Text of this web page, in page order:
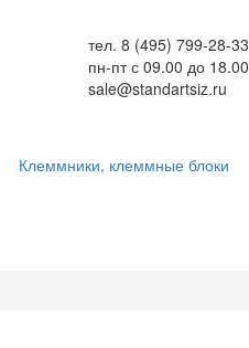
тел. 8 (495) 799-28-33
пн-пт с 09.00 до 18.00
sale@standartsiz.ru
Клеммники, клеммные блоки